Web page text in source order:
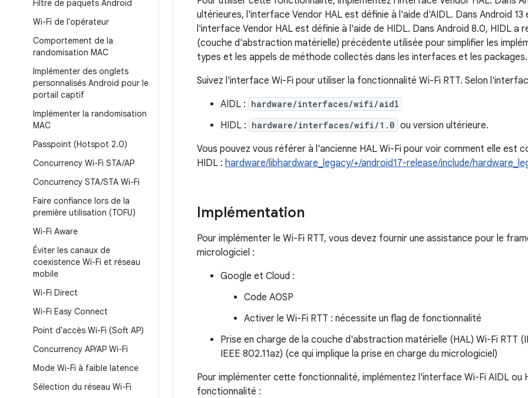
Filtre de paquets Android
Wi-Fi de l'opérateur
Comportement de la
randomisation MAC
Implémenter des onglets
personnalisés Android pour le
portail captif
Implémenter la randomisation
MAC
Passpoint (Hotspot 2.0)
Concurrency Wi-Fi STA/AP
Concurrency STA/STA Wi-Fi
Faire confiance lors de la
première utilisation (TOFU)
Wi-Fi Aware
Éviter les canaux de
coexistence Wi-Fi et réseau
mobile
Wi-Fi Direct
Wi-Fi Easy Connect
Point d'accès Wi-Fi (Soft AP)
Concurrency AP/AP Wi-Fi
Mode Wi-Fi à faible latence
Sélection du réseau Wi-Fi
ultérieures, l'interface Vendor HAL est définie à l'aide d'AIDL. Dans Android
l'interface Vendor HAL est définie à l'aide de HIDL. Dans Android 8.0, HIDL a
(couche d'abstraction matérielle) précédente utilisée pour simplifier les
types et les appels de méthode collectés dans les interfaces et les packages.
Suivez l'interface Wi-Fi pour utiliser la fonctionnalité Wi-Fi RTT. Selon
AIDL : hardware/interfaces/wifi/aidl
HIDL : hardware/interfaces/wifi/1.0 ou version ultérieure.
Vous pouvez vous référer à l'ancienne HAL Wi-Fi pour voir comment elle est
HIDL : hardware/libhardware_legacy/+/android17-release/include/
Implémentation
Pour implémenter le Wi-Fi RTT, vous devez fournir une assistance pour le
micrologiciel :
Google et Cloud :
Code AOSP
Activer le Wi-Fi RTT : nécessite un flag de fonctionnalité
Prise en charge de la couche d'abstraction matérielle (HAL) Wi-Fi RTT
IEEE 802.11az) (ce qui implique la prise en charge du micrologiciel)
Pour implémenter cette fonctionnalité, implémentez l'interface Wi-Fi AIDL ou
fonctionnalité :